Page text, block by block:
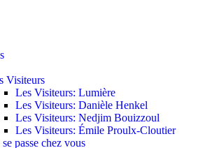
Visiteurs
Les Visiteurs: Lumière
Les Visiteurs: Danièle Henkel
Les Visiteurs: Nedjim Bouizzoul
Les Visiteurs: Émile Proulx-Cloutier
se passe chez vous